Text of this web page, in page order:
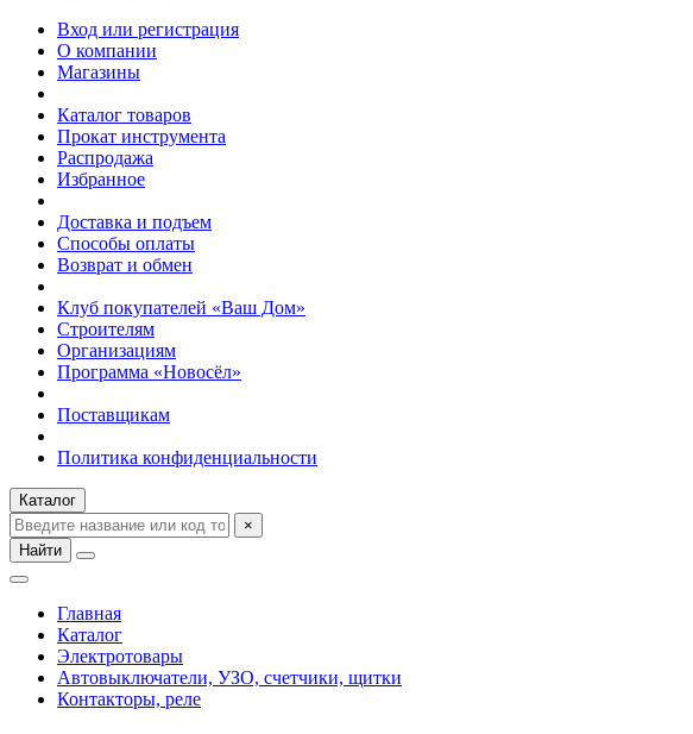
Вход или регистрация
О компании
Магазины
Каталог товаров
Прокат инструмента
Распродажа
Избранное
Доставка и подъем
Способы оплаты
Возврат и обмен
Клуб покупателей «Ваш Дом»
Строителям
Организациям
Программа «Новосёл»
Поставщикам
Политика конфиденциальности
Каталог
×
Найти
Главная
Каталог
Электротовары
Автовыключатели, УЗО, счетчики, щитки
Контакторы, реле